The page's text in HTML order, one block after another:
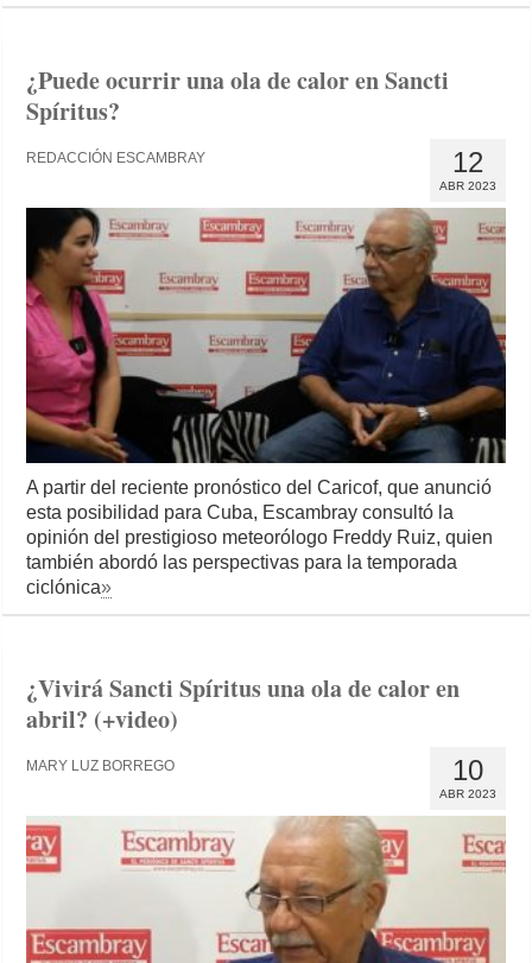
¿Puede ocurrir una ola de calor en Sancti
Spíritus?
12
ABR 2023
REDACCIÓN ESCAMBRAY
A partir del reciente pronóstico del Caricof, que anunció
esta posibilidad para Cuba, Escambray consultó la
opinión del prestigioso meteorólogo Freddy Ruiz, quien
también abordó las perspectivas para la temporada
ciclónica»
¿Vivirá Sancti Spíritus una ola de calor en
abril? (+video)
10
ABR 2023
MARY LUZ BORREGO